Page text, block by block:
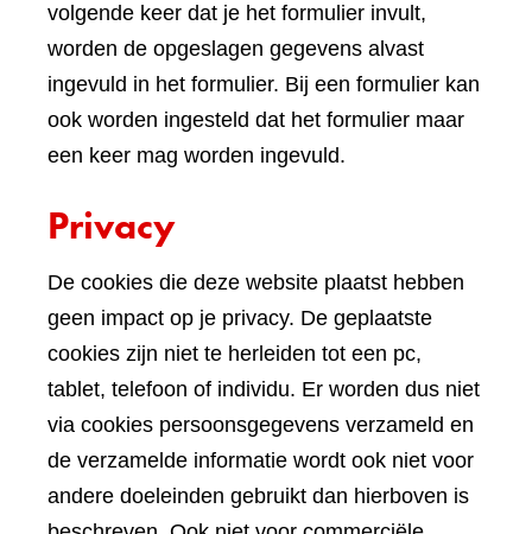
volgende keer dat je het formulier invult,
worden de opgeslagen gegevens alvast
ingevuld in het formulier. Bij een formulier kan
ook worden ingesteld dat het formulier maar
een keer mag worden ingevuld.
Privacy
De cookies die deze website plaatst hebben
geen impact op je privacy. De geplaatste
cookies zijn niet te herleiden tot een pc,
tablet, telefoon of individu. Er worden dus niet
via cookies persoonsgegevens verzameld en
de verzamelde informatie wordt ook niet voor
andere doeleinden gebruikt dan hierboven is